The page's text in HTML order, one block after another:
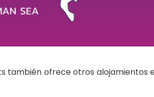
también ofrece otros alojamientos